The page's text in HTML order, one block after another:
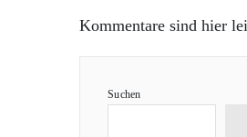
Kommentare sind hier
Suchen